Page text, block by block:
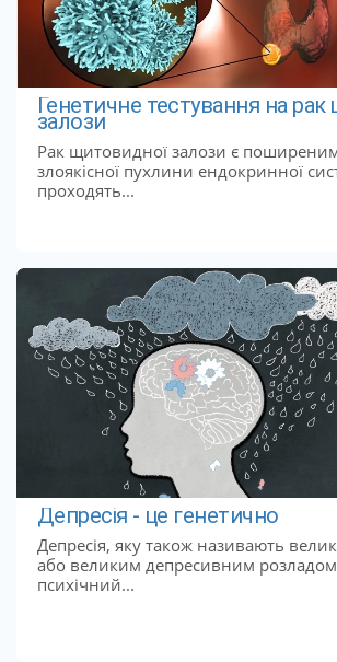
Генетичне тестування на
залози
Рак щитовидної залози є
злоякісної пухлини ендокринної
проходять...
Депресія - це генетично
Депресія, яку також називають
або великим депресивним
психічний...